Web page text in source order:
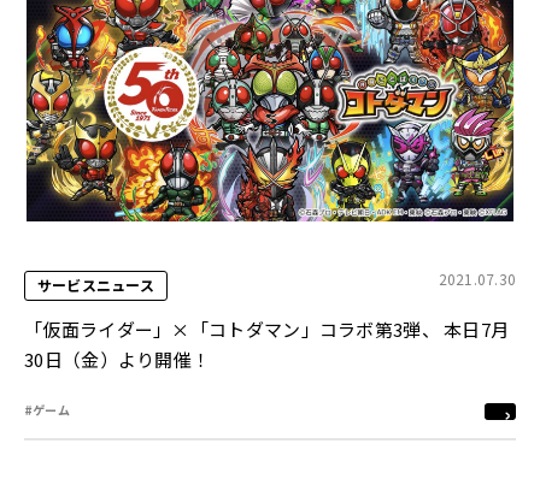
サービスニュース 2021.07.30
「仮面ライダー」×「コトダマン」コラボ第3弾、 本日7月
30日（金）より開催！
#ゲーム